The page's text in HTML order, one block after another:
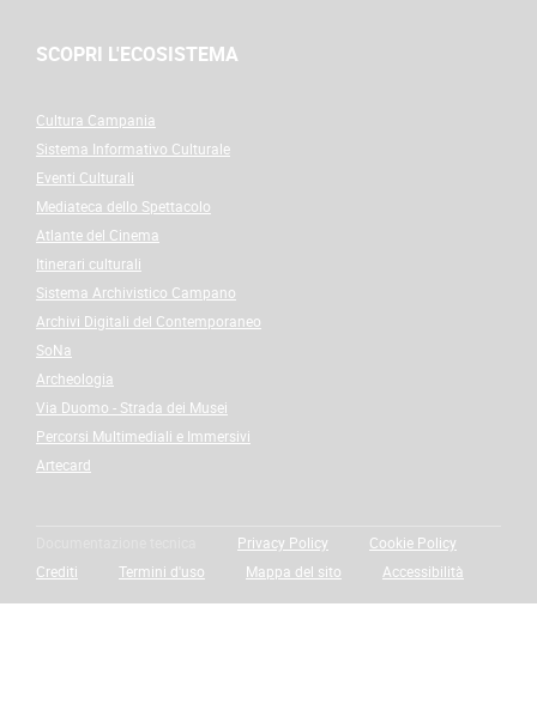
SCOPRI L'ECOSISTEMA
Cultura Campania
Sistema Informativo Culturale
Eventi Culturali
Mediateca dello Spettacolo
Atlante del Cinema
Itinerari culturali
Sistema Archivistico Campano
Archivi Digitali del Contemporaneo
SoNa
Archeologia
Via Duomo - Strada dei Musei
Percorsi Multimediali e Immersivi
Artecard
Privacy Policy
Cookie Policy
Crediti
Termini d'uso Mappa del sito Accessibilità